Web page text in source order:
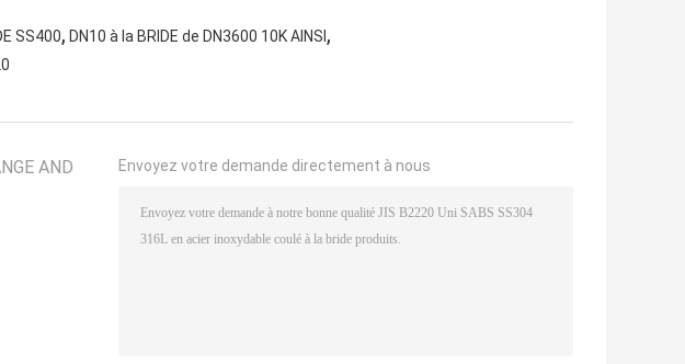
SS400, DN10 à la BRIDE de DN3600 10K AINSI ,
AND
Envoyez votre demande directement à nous